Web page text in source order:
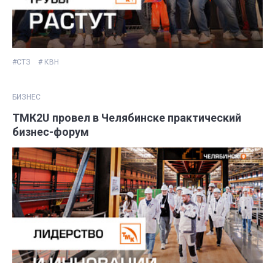
#СТЗ # КВН
БИЗНЕС
ТМК2U провел в Челябинске практический
бизнес-форум